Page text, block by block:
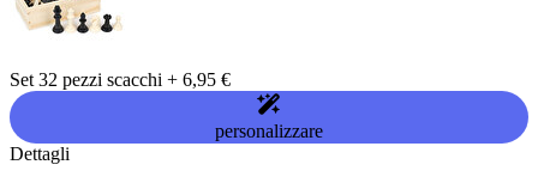
Set 32 pezzi scacchi + 6,95 €
personalizzare
Dettagli